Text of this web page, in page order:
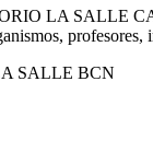
LA SALLE
SALLE BCN